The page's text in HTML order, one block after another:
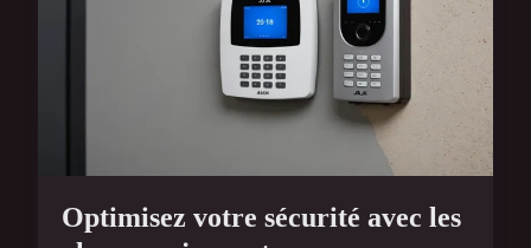
Optimisez votre sécurité avec les